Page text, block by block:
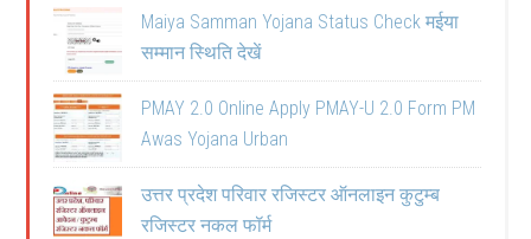
Maiya Samman Yojana Status Check मईया
सम्मान स्थिति देखें
PMAY 2.0 Online Apply PMAY-U 2.0 Form PM
Awas Yojana Urban
उत्तर प्रदेश परिवार रजिस्टर ऑनलाइन कुटुम्ब
रजिस्टर नकल फॉर्म